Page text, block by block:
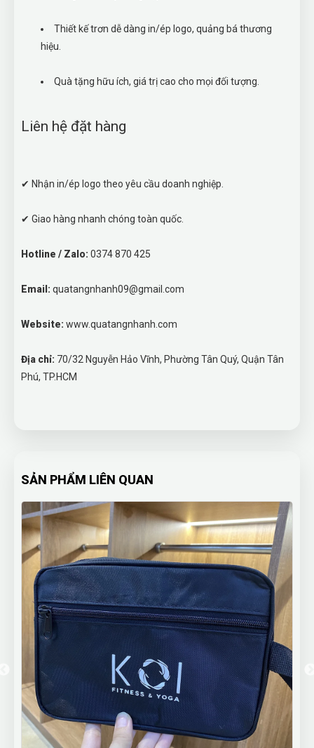
Thiết kế trơn dễ dàng in/ép logo, quảng bá thương
hiệu.
Quà tặng hữu ích, giá trị cao cho mọi đối tượng.
Liên hệ đặt hàng
✔ Nhận in/ép logo theo yêu cầu doanh nghiệp.
✔ Giao hàng nhanh chóng toàn quốc.
Hotline / Zalo: 0374 870 425
Email: quatangnhanh09@gmail.com
Website: www.quatangnhanh.com
Địa chỉ: 70/32 Nguyễn Hảo Vĩnh, Phường Tân Quý, Quận Tân
Phú, TP.HCM
SẢN PHẨM LIÊN QUAN